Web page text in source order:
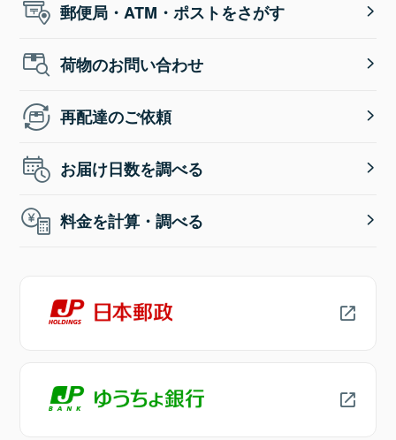
郵便局・ATM・ポストをさがす
荷物のお問い合わせ
再配達のご依頼
お届け日数を調べる
料金を計算・調べる